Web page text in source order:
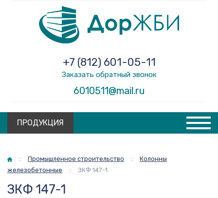
6010511@mail.ru
+7 (812) 601-05-11
Заказать обратный звонок
ПРОДУКЦИЯ
Главная
:: Промышленное строительство ::
Колонны
железобетонные
:: ЗКФ 147-1
ЗКФ 147-1